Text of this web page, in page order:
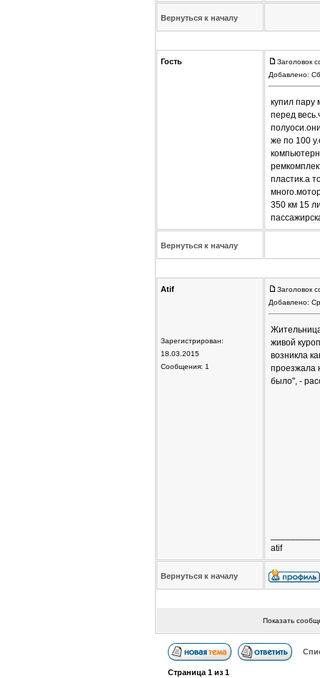
Вернуться к началу
Гость
Заголовок
Добавлено:
купил пару
перед
же по 100
пластик.а
350 км 15
Вернуться к началу
Atif
Зарегистрирован:
18.03.2015
Сообщения: 1
Заголовок
Добавлено:
живой
возникла
проезжала
было", -
atif
Вернуться к началу
Показать
Страница 1из 1